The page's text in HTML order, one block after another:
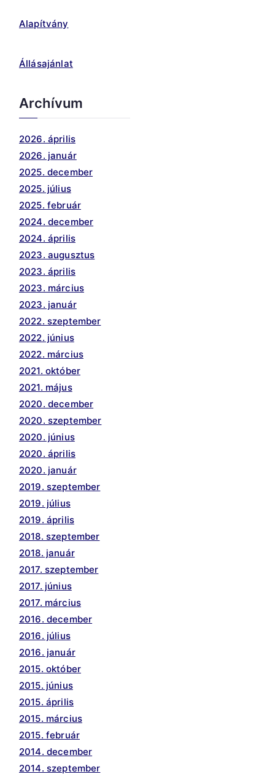
Alapítvány
Állásajánlat
Archívum
2026. április
2026. január
2025. december
2025. július
2025. február
2024. december
2024. április
2023. augusztus
2023. április
2023. március
2023. január
2022. szeptember
2022. június
2022. március
2021. október
2021. május
2020. december
2020. szeptember
2020. június
2020. április
2020. január
2019. szeptember
2019. július
2019. április
2018. szeptember
2018. január
2017. szeptember
2017. június
2017. március
2016. december
2016. július
2016. január
2015. október
2015. június
2015. április
2015. március
2015. február
2014. december
2014. szeptember